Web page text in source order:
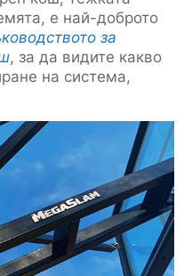
е най-доброто
за
, за да видите какво
на система,